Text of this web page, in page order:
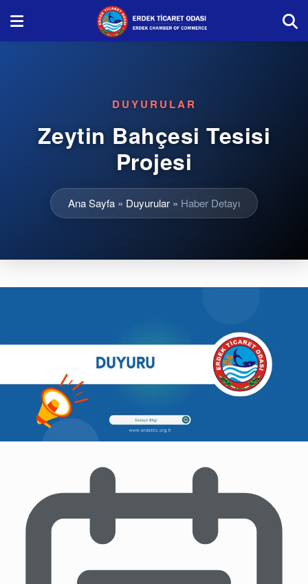
DUYURULAR
Zeytin Bahçesi Tesisi
Projesi
Ana Sayfa » Duyurular » Haber Detayı